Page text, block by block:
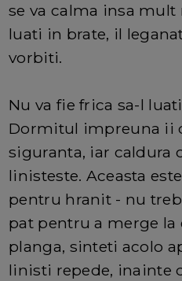
se va calma insa mult
luati in brate, il
vorbiti.
Nu va fie frica sa-l
Dormitul impreuna ii
siguranta, iar caldura
linisteste. Aceasta
pentru hranit - nu
pat pentru a merge la
planga, sinteti acolo
linisti repede, inainte